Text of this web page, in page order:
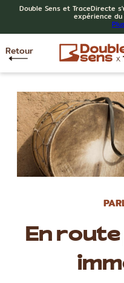
Double Sens et TraceDirecte
expérience du
Retour
En